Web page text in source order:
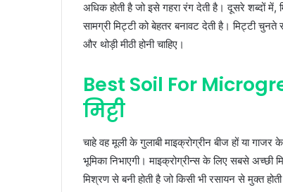
अधिक होती है जो इसे गहरा रंग देती है। दूसरे शब्दों में,
सामग्री मिट्टी को बेहतर बनावट देती है। मिट्टी
और थोड़ी मीठी होनी चाहिए।
Best Soil For
मिट्टी
चाहे वह मूली के गुलाबी माइक्रोग्रीन बीज हों या
भूमिका निभाएगी। माइक्रोग्रीन्स के लिए सबसे अच्छी
मिश्रण से बनी होती है जो किसी भी रसायन से मुक्त